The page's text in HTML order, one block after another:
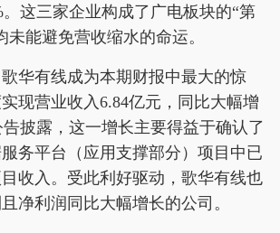
。这三家企业构成了广电板块的“第
未能避免营收缩水的命运。
华有线成为本期财报中最大的惊
现营业收入6.84亿元，同比大幅增
告披露，这一增长主要得益于确认了
务平台（应用支撑部分）项目中已
收入。受此利好驱动，歌华有线也
净利润同比大幅增长的公司。